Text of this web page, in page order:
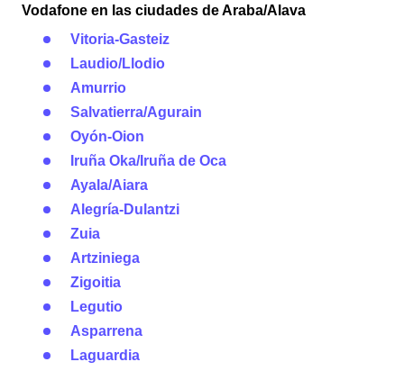
Vodafone en las ciudades de Araba/Alava
Vitoria-Gasteiz
Laudio/Llodio
Amurrio
Salvatierra/Agurain
Oyón-Oion
Iruña Oka/Iruña de Oca
Ayala/Aiara
Alegría-Dulantzi
Zuia
Artziniega
Zigoitia
Legutio
Asparrena
Laguardia